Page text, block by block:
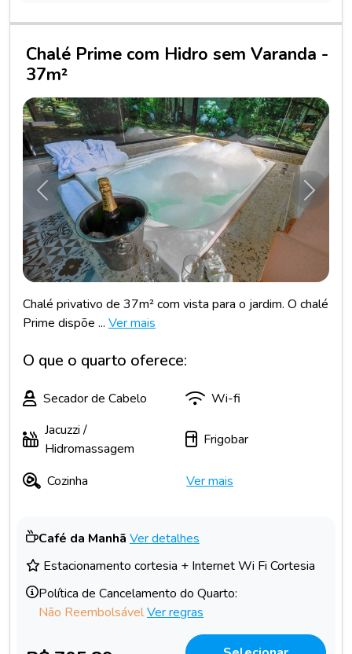
Chalé Prime com Hidro sem Varanda -
37m²
Anterior
Chalé privativo de 37m² com vista para o jardim. O chalé
Prime dispõe ... Ver mais
O que o quarto oferece:
Secador de Cabelo
Wi-fi
Jacuzzi /
Hidromassagem
Frigobar
Cozinha Ver mais
Café da Manhã Ver detalhes
Estacionamento cortesia + Internet Wi Fi Cortesia
Política de Cancelamento do Quarto:
Não ReembolsávelVer regras